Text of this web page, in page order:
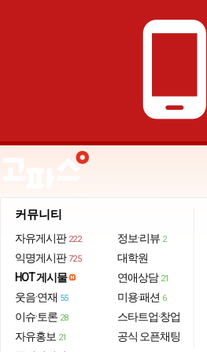
phone_android
커뮤니티
자유게시판 222
익명게시판 725
HOT 게시물
웃음·연재 55
이슈·토론 28
자유홍보 21
정보·리뷰 2
대학원
연애상담 21
미용·패션 6
스타트업·창업
공식 오픈채팅